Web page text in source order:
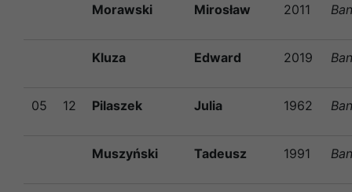
Morawski Mirosław 2011
Kluza Edward 2019
05 12 Pilaszek Julia 1962
Muszyński Tadeusz 1991